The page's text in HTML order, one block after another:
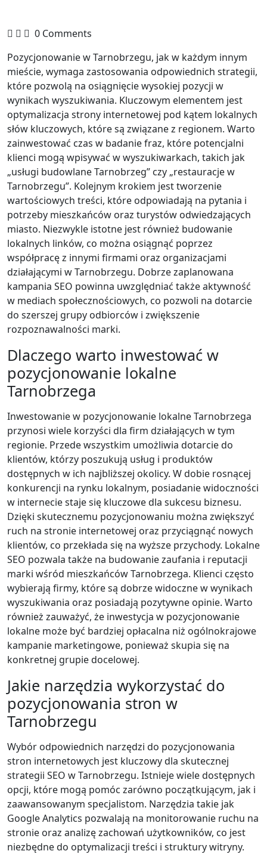
0 Comments
Pozycjonowanie w Tarnobrzegu, jak w każdym innym
mieście, wymaga zastosowania odpowiednich strategii,
które pozwolą na osiągnięcie wysokiej pozycji w
wynikach wyszukiwania. Kluczowym elementem jest
optymalizacja strony internetowej pod kątem lokalnych
słów kluczowych, które są związane z regionem. Warto
zainwestować czas w badanie fraz, które potencjalni
klienci mogą wpisywać w wyszukiwarkach, takich jak
„usługi budowlane Tarnobrzeg” czy „restauracje w
Tarnobrzegu”. Kolejnym krokiem jest tworzenie
wartościowych treści, które odpowiadają na pytania i
potrzeby mieszkańców oraz turystów odwiedzających
miasto. Niezwykle istotne jest również budowanie
lokalnych linków, co można osiągnąć poprzez
współpracę z innymi firmami oraz organizacjami
działającymi w Tarnobrzegu. Dobrze zaplanowana
kampania SEO powinna uwzględniać także aktywność
w mediach społecznościowych, co pozwoli na dotarcie
do szerszej grupy odbiorców i zwiększenie
rozpoznawalności marki.
Dlaczego warto inwestować w
pozycjonowanie lokalne
Tarnobrzega
Inwestowanie w pozycjonowanie lokalne Tarnobrzega
przynosi wiele korzyści dla firm działających w tym
regionie. Przede wszystkim umożliwia dotarcie do
klientów, którzy poszukują usług i produktów
dostępnych w ich najbliższej okolicy. W dobie rosnącej
konkurencji na rynku lokalnym, posiadanie widoczności
w internecie staje się kluczowe dla sukcesu biznesu.
Dzięki skutecznemu pozycjonowaniu można zwiększyć
ruch na stronie internetowej oraz przyciągnąć nowych
klientów, co przekłada się na wyższe przychody. Lokalne
SEO pozwala także na budowanie zaufania i reputacji
marki wśród mieszkańców Tarnobrzega. Klienci często
wybierają firmy, które są dobrze widoczne w wynikach
wyszukiwania oraz posiadają pozytywne opinie. Warto
również zauważyć, że inwestycja w pozycjonowanie
lokalne może być bardziej opłacalna niż ogólnokrajowe
kampanie marketingowe, ponieważ skupia się na
konkretnej grupie docelowej.
Jakie narzędzia wykorzystać do
pozycjonowania stron w
Tarnobrzegu
Wybór odpowiednich narzędzi do pozycjonowania
stron internetowych jest kluczowy dla skutecznej
strategii SEO w Tarnobrzegu. Istnieje wiele dostępnych
opcji, które mogą pomóc zarówno początkującym, jak i
zaawansowanym specjalistom. Narzędzia takie jak
Google Analytics pozwalają na monitorowanie ruchu na
stronie oraz analizę zachowań użytkowników, co jest
niezbędne do optymalizacji treści i struktury witryny.